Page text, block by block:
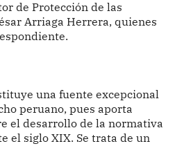
de Protección de las
Arriaga Herrera, quienes
una fuente excepcional
peruano, pues aporta
el desarrollo de la normativa
el siglo XIX. Se trata de un